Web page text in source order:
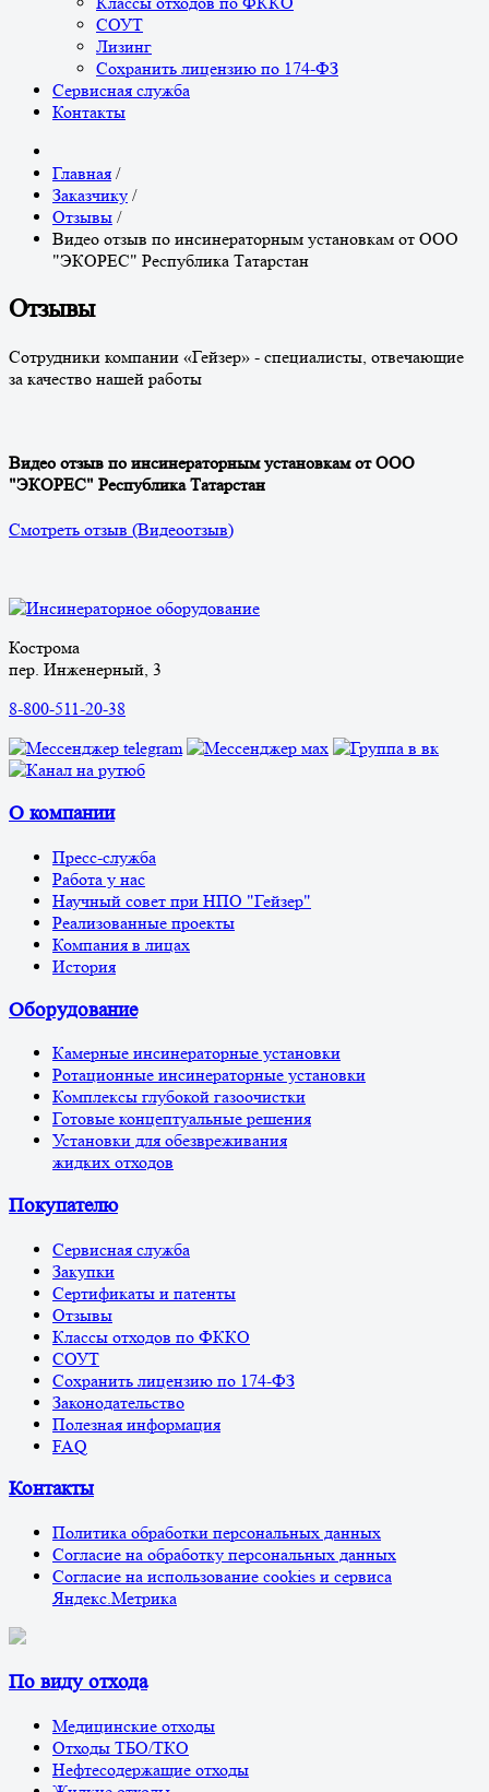
СОУТ
Лизинг
Сохранить лицензию по 174-ФЗ
Сервисная служба
Контакты
Главная /
Заказчику /
Отзывы /
Видео отзыв по инсинераторным установкам от ООО
"ЭКОРЕС" Республика Татарстан
Отзывы
Сотрудники компании «Гейзер» - специалисты, отвечающие
за качество нашей работы
Видео отзыв по инсинераторным установкам от ООО
"ЭКОРЕС" Республика Татарстан
Смотреть отзыв (Видеоотзыв)
Кострома
пер. Инженерный, 3
8-800-511-20-38
О компании
Пресс-служба
Работа у нас
Научный совет при НПО "Гейзер"
Реализованные проекты
Компания в лицах
История
Оборудование
Камерные инсинераторные установки
Ротационные инсинераторные установки
Комплексы глубокой газоочистки
Готовые концептуальные решения
Установки для обезвреживания
жидких отходов
Покупателю
Сервисная служба
Закупки
Сертификаты и патенты
Отзывы
Классы отходов по ФККО
СОУТ
Сохранить лицензию по 174-ФЗ
Законодательство
Полезная информация
FAQ
Контакты
Политика обработки персональных данных
Согласие на обработку персональных данных
Согласие на использование cookies и сервиса
Яндекс.Метрика
По виду отхода
Медицинские отходы
Отходы ТБО/ТКО
Нефтесодержащие отходы